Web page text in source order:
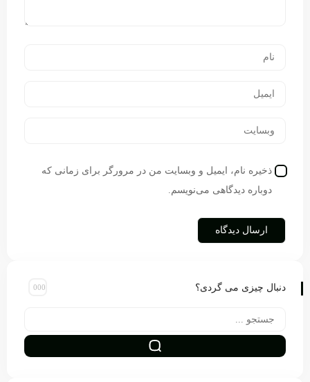
ذخیره نام، ایمیل و وبسایت من در مرورگر برای زمانی که
دوباره دیدگاهی می‌نویسم.
دنبال چیزی می گردی؟